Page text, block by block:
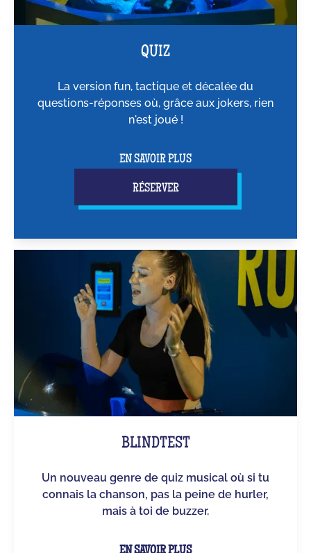
QUIZ
La version fun, tactique et décalée du
questions-réponses où, grâce aux jokers, rien
n'est joué !
EN SAVOIR PLUS
RÉSERVER
BLINDTEST
Un nouveau genre de quiz musical où si tu
connais la chanson, pas la peine de hurler,
mais à toi de buzzer.